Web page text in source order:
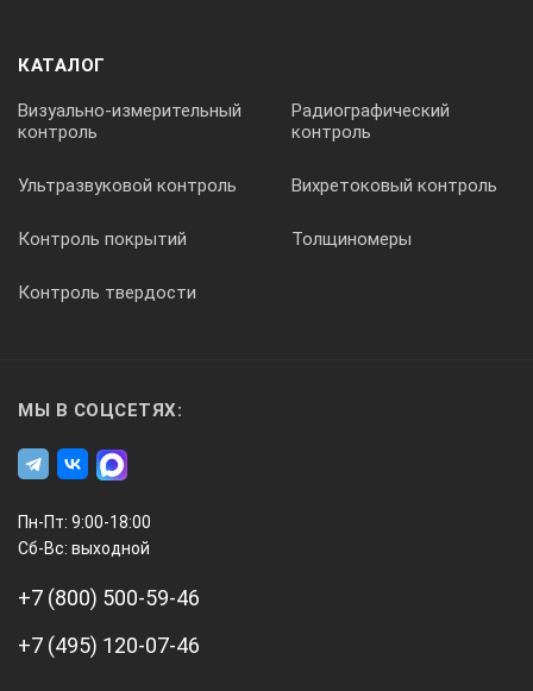
КАТАЛОГ
Визуально-измерительный
контроль
Радиографический
контроль
Ультразвуковой контроль Вихретоковый контроль
Контроль покрытий Толщиномеры
Контроль твердости
МЫ В СОЦСЕТЯХ:
Пн-Пт: 9:00-18:00
Сб-Вс: выходной
+7 (800) 500-59-46
+7 (495) 120-07-46